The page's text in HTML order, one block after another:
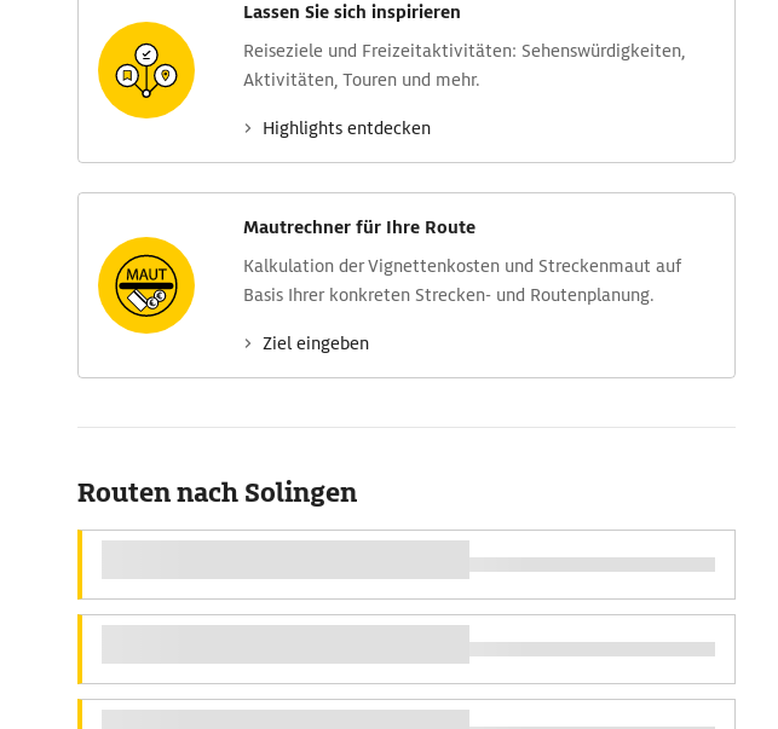
Lassen Sie sich inspirieren
Reise­ziele und Freizeit­aktivitäten: Sehens­würdig­keiten,
Aktivitäten, Touren und mehr.
Highlights entdecken
Mautrechner für Ihre Route
Kalkulation der Vignettenkosten und Streckenmaut auf
Basis Ihrer konkreten Strecken- und Routenplanung.
Ziel eingeben
Routen nach Solingen